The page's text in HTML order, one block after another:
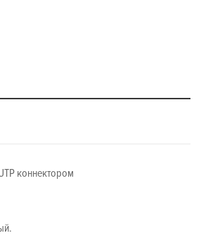
коннектором